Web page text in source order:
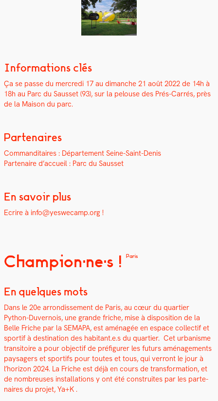
Informations clés
Ça se passe du mer­cre­di 17 au dimanche 21 août 2022 de 14h à
18h au Parc du Saus­set (93), sur la pelouse des Prés-Car­rés, près
de la Mai­son du parc.
Partenaires
Com­man­di­taires : Départe­ment Seine-Saint-Denis
Parte­naire d’accueil : Parc du Saus­set
En savoir plus
Ecrire à info@yeswecamp.org !
Champion·ne·s ! Paris
En quelques mots
Dans le 20e arrondisse­ment de Paris, au cœur du quarti­er
Python-Duver­nois, une grande friche, mise à dis­po­si­tion de la
Belle Friche par la SEMAPA, est amé­nagée en espace col­lec­tif et
sportif à des­ti­na­tion des habitant.e.s du quarti­er. Cet urban­isme
tran­si­toire a pour objec­tif de pré­fig­ur­er les futurs amé­nage­ments
paysagers et sportifs pour toutes et tous, qui ver­ront le jour à
l’hori­zon 2024. La Friche est déjà en cours de trans­for­ma­tion, et
de nom­breuses instal­la­tions y ont été con­stru­ites par les parte­
naires du pro­jet, Ya+K .